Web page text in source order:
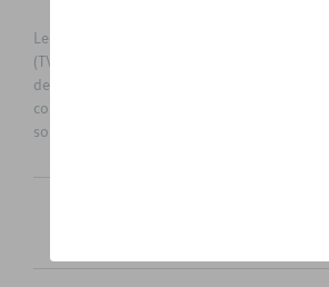
Les prix affichés sur le présent site sont des
(TVAc), hors éventuels frais de montage.
de vente actuel et les éventuels frais de
contacter votre concessionnaire/agent. Les
sont sujets à des changements sans préavis.